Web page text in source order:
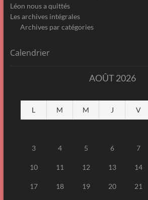
Léon nous a quittés
Les archives intégrales
Archives par catégories
Calendrier
AOÛT 2026
L M M J V
3 4 5 6 7
10 11 12 13 14
17 18 19 20 21